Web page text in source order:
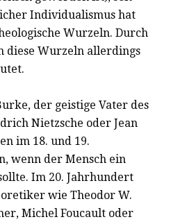
Individualismus hat
Wurzeln. Durch
diese Wurzeln allerdings
der geistige Vater des
Nietzsche oder Jean
im 18. und 19.
wenn der Mensch ein
Im 20. Jahrhundert
wie Theodor W.
Michel Foucault oder